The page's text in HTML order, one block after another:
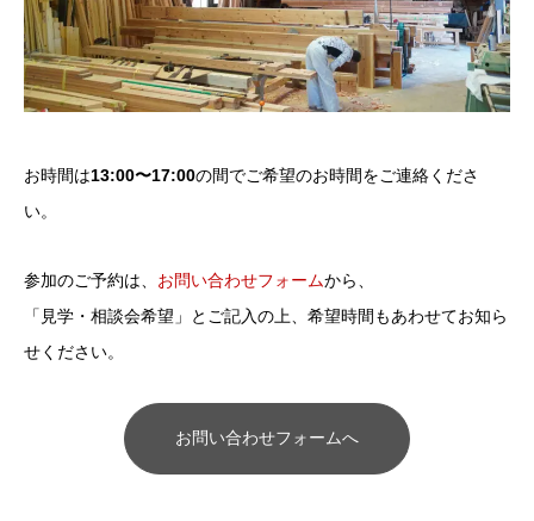
お時間は13:00〜17:00の間でご希望のお時間をご連絡くださ
い。
参加のご予約は、 お問い合わせフォームから、
「見学・相談会希望」とご記入の上、希望時間もあわせてお知ら
せください。
お問い合わせフォームへ